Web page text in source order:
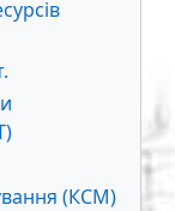
(КСМ)